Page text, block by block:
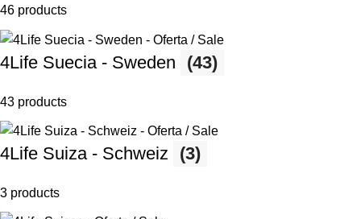
46 products
4Life Suecia - Sweden (43)
43 products
4Life Suiza - Schweiz (3)
3 products